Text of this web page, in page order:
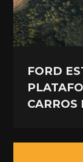
FORD
CARROS